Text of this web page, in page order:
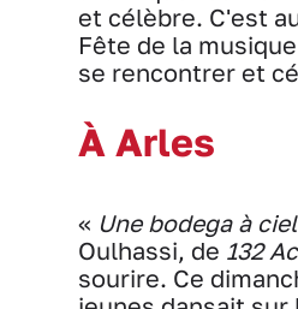
et célèbre. C'est
Fête de la
se rencontrer et
À Arles
« Une bodega à
Oulhassi, de 132
sourire. Ce